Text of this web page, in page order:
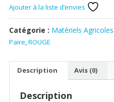
Paire
de
Gants
en
rouge
Ajouter à la liste d’envies
Catégorie : Matériels Agricoles
Paire,ROUGE
Description Avis (0)
Description